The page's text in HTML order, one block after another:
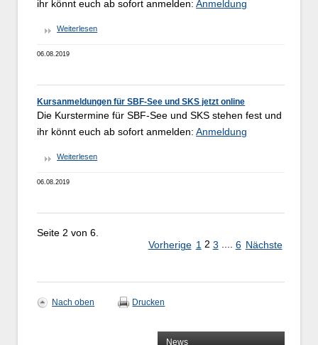
ihr könnt euch ab sofort anmelden:Anmeldung
Weiterlesen
06.08.2019
Kursanmeldungen für SBF-See und SKS jetzt online
Die Kurstermine für SBF-See und SKS stehen fest und
ihr könnt euch ab sofort anmelden:Anmeldung
Weiterlesen
06.08.2019
Seite 2 von 6.
Vorherige 1 2 3 .... 6 Nächste
Nach oben Drucken
News